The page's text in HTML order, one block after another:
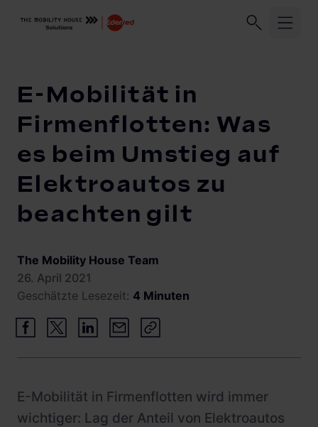
Branchen
Unternehmensflotten
Logistikflotten
Autohandel
Stadtwerke und Energieversorger
Gewerbeimmobilien
Wohnimmobilien
Busflotten
Hotels
Migration
Lösungen und Services
Abrechnungsmanagement
Lastmanagement
Solarmanagement
ChargePilot®
Lastmanagement und Ladelogik
Schnittstellen
Systemarchitektur
Product Updates
Knowledge Center
Vehicle-to-Grid
Referenzen
E-Mobilität in
Firmenflotten: Was
es beim Umstieg auf
Elektroautos zu
beachten gilt
The Mobility House Team
26. April 2021
Geschätzte Lesezeit: 4 Minuten
E-Mobilität in Firmenflotten wird immer
wichtiger: Lag der Anteil von Elektroautos